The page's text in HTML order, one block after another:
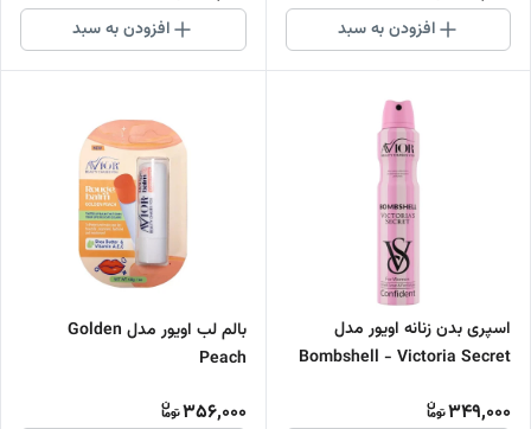
افزودن به سبد افزودن به سبد
اسپری بدن زنانه اویور مدل
Bombshell - Victoria Secret
349,000
بالم لب اویور مدل Golden
Peach
356,000